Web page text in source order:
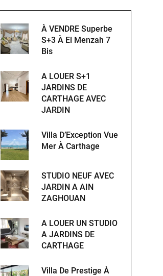
À VENDRE Superbe
S+3 À El Menzah 7
Bis
A LOUER S+1
JARDINS DE
CARTHAGE AVEC
JARDIN
Villa D’Exception Vue
Mer À Carthage
STUDIO NEUF AVEC
JARDIN A AIN
ZAGHOUAN
A LOUER UN STUDIO
A JARDINS DE
CARTHAGE
Villa De Prestige À